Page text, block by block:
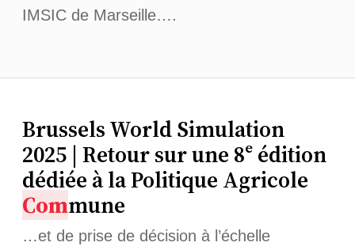
IMSIC de Marseille….
Brussels World Simulation
2025 | Retour sur une 8ᵉ édition
dédiée à la Politique Agricole
Commune
…et de prise de décision à l’échelle